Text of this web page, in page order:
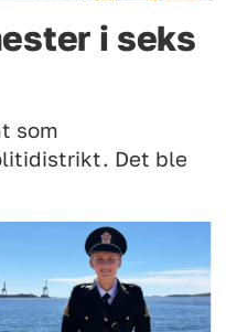
i seks
som
Det ble